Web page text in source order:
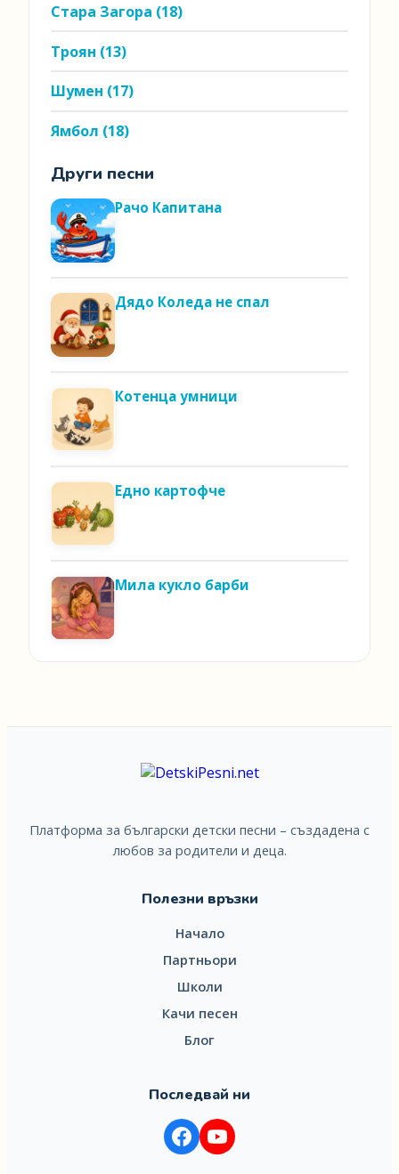
Стара Загора (18)
Троян (13)
Шумен (17)
Ямбол (18)
Други песни
Рачо Капитана
Дядо Коледа не спал
Котенца умници
Едно картофче
Мила кукло барби
Платформа за български детски песни – създадена с
любов за родители и деца.
Полезни връзки
Начало
Партньори
Школи
Качи песен
Блог
Последвай ни